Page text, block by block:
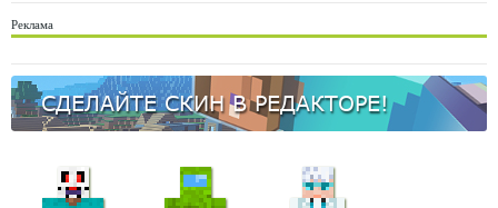
Реклама
СДЕЛАЙТЕ СКИН В РЕДАКТОРЕ!